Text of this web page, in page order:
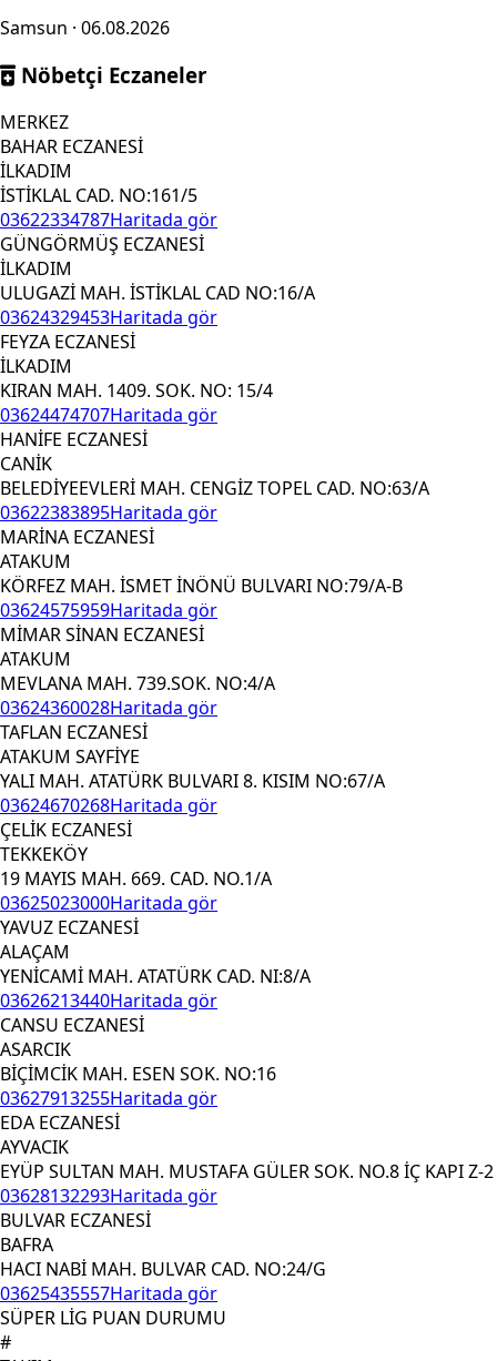
Samsun · 06.08.2026
Nöbetçi Eczaneler
MERKEZ
BAHAR ECZANESİ
İLKADIM
İSTİKLAL CAD. NO:161/5
03622334787Haritada gör
GÜNGÖRMÜŞ ECZANESİ
İLKADIM
ULUGAZİ MAH. İSTİKLAL CAD NO:16/A
03624329453Haritada gör
FEYZA ECZANESİ
İLKADIM
KIRAN MAH. 1409. SOK. NO: 15/4
03624474707Haritada gör
HANİFE ECZANESİ
CANİK
BELEDİYEEVLERİ MAH. CENGİZ TOPEL CAD. NO:63/A
03622383895Haritada gör
MARİNA ECZANESİ
ATAKUM
KÖRFEZ MAH. İSMET İNÖNÜ BULVARI NO:79/A-B
03624575959Haritada gör
MİMAR SİNAN ECZANESİ
ATAKUM
MEVLANA MAH. 739.SOK. NO:4/A
03624360028Haritada gör
TAFLAN ECZANESİ
ATAKUM SAYFİYE
YALI MAH. ATATÜRK BULVARI 8. KISIM NO:67/A
03624670268Haritada gör
ÇELİK ECZANESİ
TEKKEKÖY
19 MAYIS MAH. 669. CAD. NO.1/A
03625023000Haritada gör
YAVUZ ECZANESİ
ALAÇAM
YENİCAMİ MAH. ATATÜRK CAD. NI:8/A
03626213440Haritada gör
CANSU ECZANESİ
ASARCIK
BİÇİMCİK MAH. ESEN SOK. NO:16
03627913255Haritada gör
EDA ECZANESİ
AYVACIK
EYÜP SULTAN MAH. MUSTAFA GÜLER SOK. NO.8 İÇ KAPI Z-2
03628132293Haritada gör
BULVAR ECZANESİ
BAFRA
HACI NABİ MAH. BULVAR CAD. NO:24/G
03625435557Haritada gör
SÜPER LİG PUAN DURUMU
#